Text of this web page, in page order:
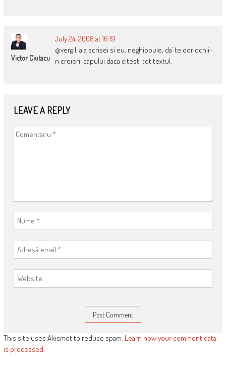
Victor Ciutacu
July 24, 2008 at 16:19
@vergil: aia scrisei si eu, neghiobule, da’ te dor ochii-
n creierii capului daca citesti tot textul.
LEAVE A REPLY
This site uses Akismet to reduce spam. Learn how your comment data
is processed